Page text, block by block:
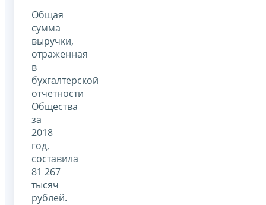
Общая
сумма
выручки,
отраженная
в
бухгалтерской
отчетности
Общества
за
2018
год,
составила
81 267
тысяч
рублей.